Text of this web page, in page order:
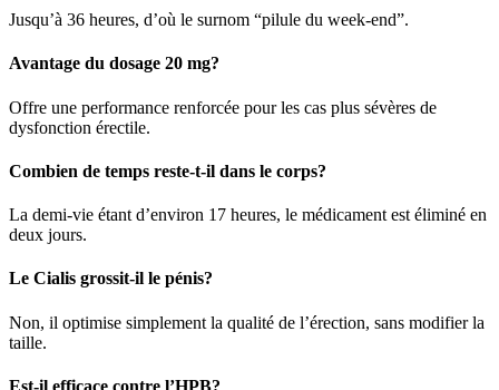
Jusqu’à 36 heures, d’où le surnom “pilule du week-end”.
Avantage du dosage 20 mg?
Offre une performance renforcée pour les cas plus sévères de
dysfonction érectile.
Combien de temps reste-t-il dans le corps?
La demi-vie étant d’environ 17 heures, le médicament est éliminé en
deux jours.
Le Cialis grossit-il le pénis?
Non, il optimise simplement la qualité de l’érection, sans modifier la
taille.
Est-il efficace contre l’HPB?